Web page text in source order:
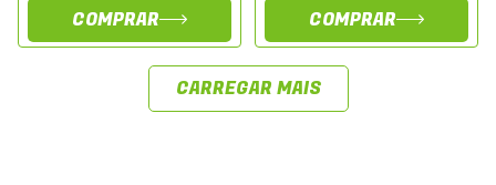
COMPRAR COMPRAR
CARREGAR MAIS